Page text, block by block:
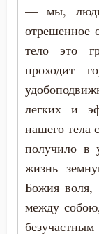
Монах
Мощи
Мужество
Мученичество
Мытарство
— мы,
отрешенное
тело это
проходит
легких и
нашего тела
получило в
жизнь
Божия воля,
между